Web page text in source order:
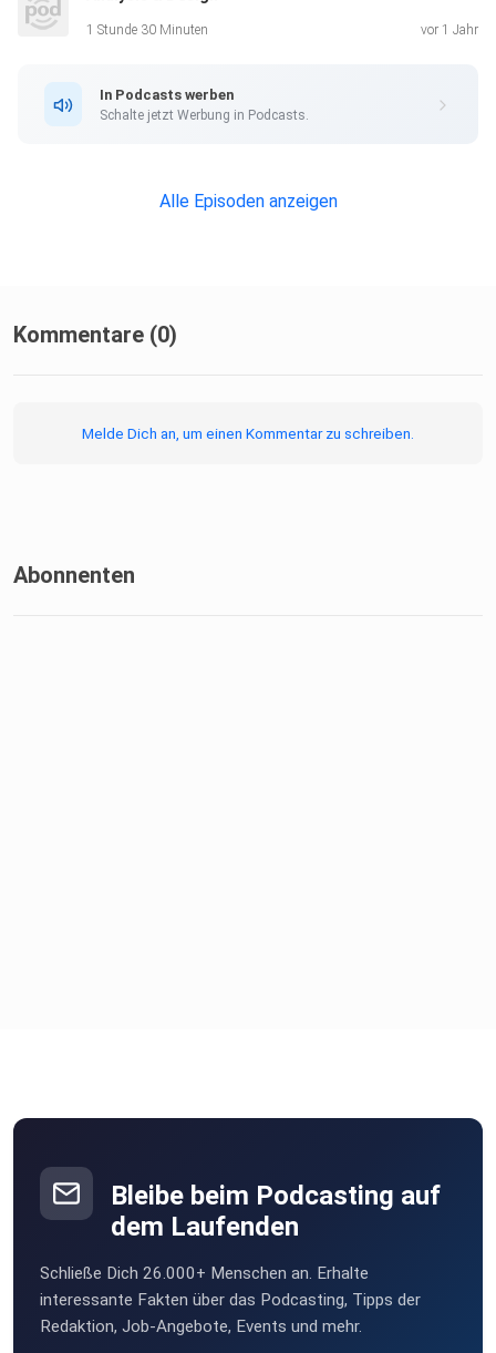
1 Stunde 30 Minuten vor 1 Jahr
In Podcasts werben
Schalte jetzt Werbung in Podcasts.
Alle Episoden anzeigen
Kommentare (0)
Melde Dich an, um einen Kommentar zu schreiben.
Abonnenten
Bleibe beim Podcasting auf
dem Laufenden
Schließe Dich 26.000+ Menschen an. Erhalte
interessante Fakten über das Podcasting, Tipps der
Redaktion, Job-Angebote, Events und mehr.